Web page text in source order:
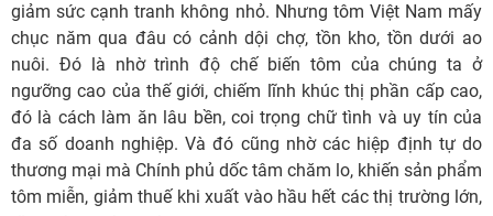
giảm sức cạnh tranh không nhỏ. Nhưng tôm Việt Nam mấy
chục năm qua đâu có cảnh dội chợ, tồn kho, tồn dưới ao
nuôi. Đó là nhờ trình độ chế biến tôm của chúng ta ở
ngưỡng cao của thế giới, chiếm lĩnh khúc thị phần cấp cao,
đó là cách làm ăn lâu bền, coi trọng chữ tình và uy tín của
đa số doanh nghiệp. Và đó cũng nhờ các hiệp định tự do
thương mại mà Chính phủ dốc tâm chăm lo, khiến sản phẩm
tôm miễn, giảm thuế khi xuất vào hầu hết các thị trường lớn,